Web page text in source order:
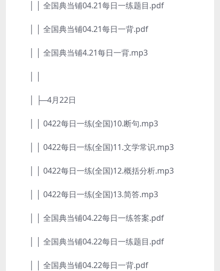
│ │ 全国典当铺04.21每日一练题目.pdf
│ │ 全国典当铺04.21每日一背.pdf
│ │ 全国典当铺4.21每日一背.mp3
│ ├─4月22日
│ │ 0422每日一练(全国)10.断句.mp3
│ │ 0422每日一练(全国)11.文学常识.mp3
│ │ 0422每日一练(全国)12.概括分析.mp3
│ │ 0422每日一练(全国)13.简答.mp3
│ │ 全国典当铺04.22每日一练答案.pdf
│ │ 全国典当铺04.22每日一练题目.pdf
│ │ 全国典当铺04.22每日一背.pdf